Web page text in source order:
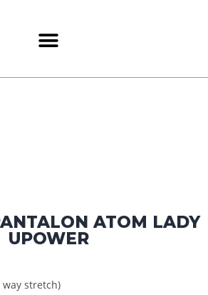
ATOM LADY
UPOWER
way stretch)